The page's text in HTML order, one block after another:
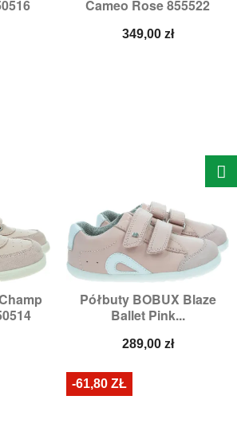
Cameo Rose 855522
Cena
349,00 zł
Półbuty BOBUX Blaze
Ballet Pink...
Cena
289,00 zł
-61,80 ZŁ